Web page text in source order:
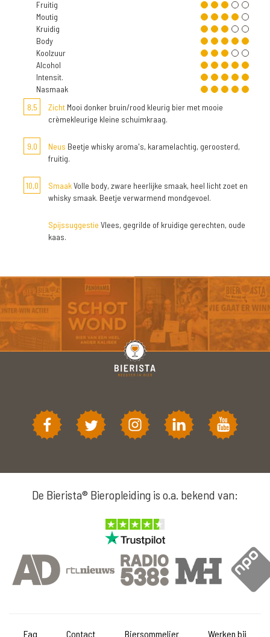
Fruitig
Moutig
Kruidig
Body
Koolzuur
Alcohol
Intensit.
Nasmaak
8,5
Zicht Mooi donker bruin/rood kleurig bier met mooie
crèmekleurige kleine schuimkraag.
9,0 Neus Beetje whisky aroma's, karamelachtig, geroosterd,
fruitig.
10,0 SmaakVolle body, zware heerlijke smaak, heel licht zoet en
whisky smaak. Beetje verwarmend mondgevoel.
Spijssuggestie Vlees, gegrilde of kruidige gerechten, oude
kaas.
De Bierista® Bieropleiding is o.a. bekend van:
Faq Contact Biersommelier Werken bij